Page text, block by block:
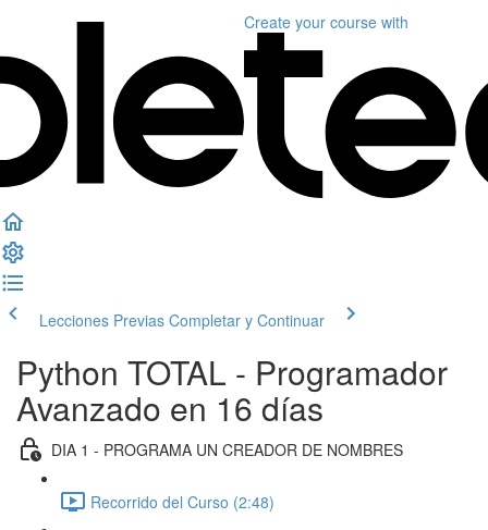
Create your course with
Lecciones Previas Completar y Continuar
Python TOTAL - Programador
Avanzado en 16 días
DIA 1 - PROGRAMA UN CREADOR DE NOMBRES
Recorrido del Curso (2:48)